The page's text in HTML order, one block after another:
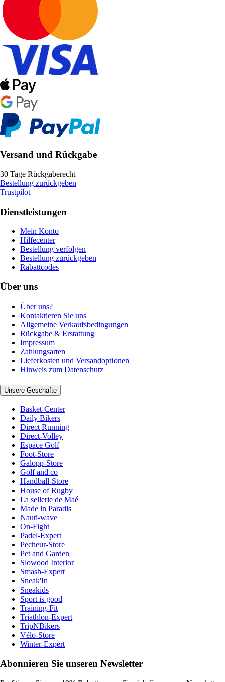
Versand und Rückgabe
30 Tage Rückgaberecht
Bestellung zurückgeben
Trustpilot
Dienstleistungen
Mein Konto
Hilfecenter
Bestellung verfolgen
Bestellung zurückgeben
Rabattcodes
Über uns
Über uns?
Kontaktieren Sie uns
Allgemeine Verkaufsbedingungen
Rückgabe & Erstattung
Impressum
Zahlungsarten
Lieferkosten und Versandoptionen
Hinweis zum Datenschutz
Unsere Geschäfte
Basket-Center
Daily Bikers
Direct Running
Direct-Volley
Espace Golf
Foot-Store
Galopp-Store
Golf and co
Handball-Store
House of Rugby
La sellerie de Maé
Made in Paradis
Nauti-wave
On-Fight
Padel-Expert
Pecheur-Store
Pet and Garden
Slowood Interior
Smash-Expert
Sneak'In
Sneakids
Sport is good
Training-Fit
Triathlon-Expert
TripNBikers
Vélo-Store
Winter-Expert
Abonnieren Sie unseren Newsletter